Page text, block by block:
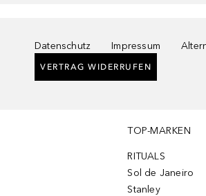
Datenschutz Impressum
VERTRAG WIDERRUFEN
TOP-MARKEN
RITUALS
Sol de Janeiro
Stanley